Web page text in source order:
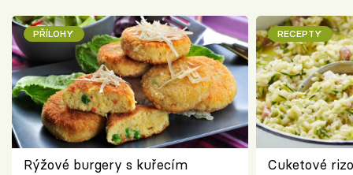
PŘÍLOHY
Rýžové burgery s kuřecím
RECEPTY
Cuketové